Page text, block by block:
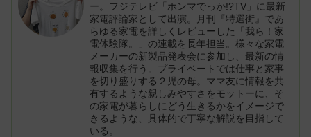
ー。フジテレビ「ホンマでっか!?TV」に最新
家電評論家として出演。月刊『特選街』であ
らゆる家電を詳しくレビューした「我ら！家
電体験隊。」の連載を長年担当。様々な家電
メーカーの新製品発表会に参加し、最新の情
報収集を行う。プライベートでは仕事と家事
を切り盛りする２児の母。ママ友に情報を共
有するような親しみやすさをモットーに、そ
の家電が暮らしにどう生きるかをイメージで
きるような、具体的で丁寧な解説を目指して
いる。